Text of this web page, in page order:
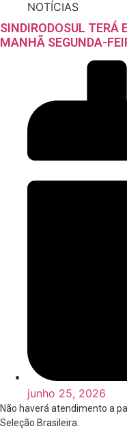
NOTÍCIAS
SINDIRODOSUL TERÁ
MANHÃ SEGUNDA-
junho 25, 2026
Não haverá atendimento a
Seleção Brasileira.